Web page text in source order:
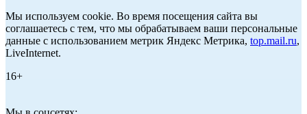
Мы используем cookie. Во время посещения сайта вы
соглашаетесь с тем, что мы обрабатываем ваши персональные
данные с использованием метрик Яндекс Метрика, top.mail.ru,
LiveInternet.
16+